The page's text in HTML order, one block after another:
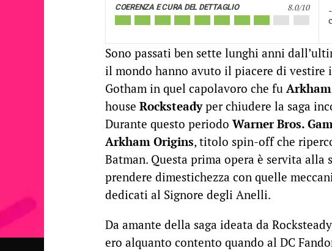
COERENZA E CURA DEL DETTAGLIO 8.0/10
Sono passati ben sette lunghi anni
il mondo hanno avuto il piacere di
Gotham in quel capolavoro che fu
house Rocksteadyper chiudere la saga
Durante questo periodo Warner Bros.
Arkham Origins, titolo spin-off che
Batman. Questa prima opera è servita alla
prendere dimestichezza con quelle
dedicati al Signore degli Anelli.
Da amante della saga ideata da
ero alquanto contento quando al DC